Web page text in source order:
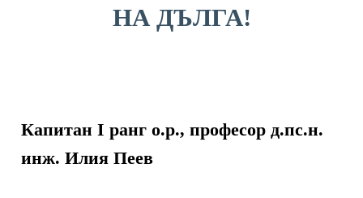
НА ДЪЛГА!
Капитан I ранг о.р., професор д.пс.н.
инж. Илия Пеев